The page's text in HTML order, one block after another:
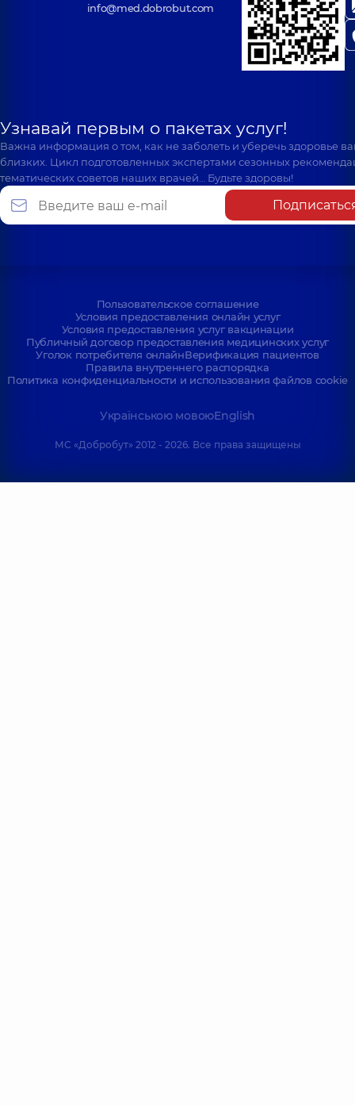
info@med.dobrobut.com
Узнавай первым о пакетах услуг!
Важна информация о том, как не заболеть и уберечь здоровье
близких. Цикл подготовленных экспертами сезонных
тематических советов наших врачей… Будьте здоровы!
Пользовательское соглашение
Условия предоставления онлайн услуг
Условия предоставления услуг вакцинации
Публичный договор предоставления медицинских услуг
Уголок потребителя онлайнВерификация пациентов
Правила внутреннего распорядка
Политика конфиденциальности и использования файлов cookie
Українською мовоюEnglish
МС «Добробут» 2012 - 2026. Все права защищены